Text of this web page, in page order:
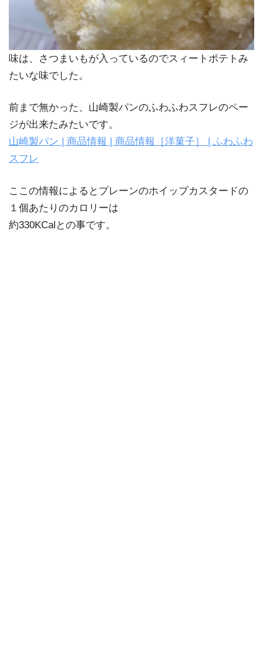
味は、さつまいもが入っているのでスィートポテトみ
たいな味でした。
前まで無かった、山崎製パンのふわふわスフレのペー
ジが出来たみたいです。
山崎製パン | 商品情報 | 商品情報［洋菓子］ | ふわふわ
スフレ
ここの情報によるとプレーンのホイップカスタードの
１個あたりのカロリーは
約330KCalとの事です。